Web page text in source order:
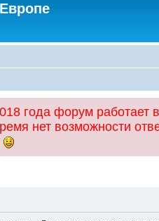
года форум работает
нет возможности